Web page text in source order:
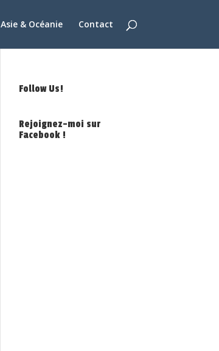
Asie & Océanie Contact
Follow Us!
Rejoignez-moi sur
Facebook !